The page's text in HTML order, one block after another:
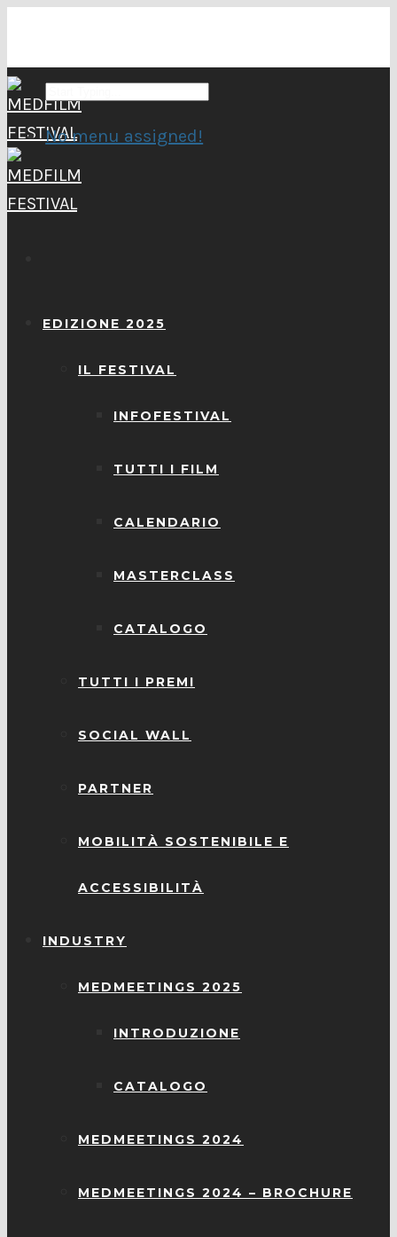
EDIZIONE 2025
IL FESTIVAL
INFOFESTIVAL
TUTTI I FILM
CALENDARIO
MASTERCLASS
CATALOGO
TUTTI I PREMI
SOCIAL WALL
PARTNER
MOBILITÀ SOSTENIBILE E
ACCESSIBILITÀ
INDUSTRY
MEDMEETINGS 2025
INTRODUZIONE
CATALOGO
MEDMEETINGS 2024
MEDMEETINGS 2024 – BROCHURE
No menu assigned!